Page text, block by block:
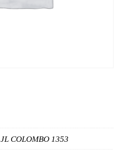
JL COLOMBO 1353